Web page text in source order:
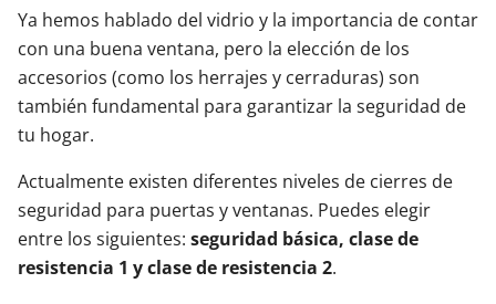
Ya hemos hablado del vidrio y la importancia de contar
con una buena ventana, pero la elección de los
accesorios (como los herrajes y cerraduras) son
también fundamental para garantizar la seguridad de
tu hogar.
Actualmente existen diferentes niveles de cierres de
seguridad para puertas y ventanas. Puedes elegir
entre los siguientes: seguridad básica, clase de
resistencia 1 y clase de resistencia 2.